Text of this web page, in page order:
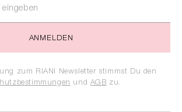
ANMELDEN
zum RIANI Newsletter stimmst Du den
und AGB zu.